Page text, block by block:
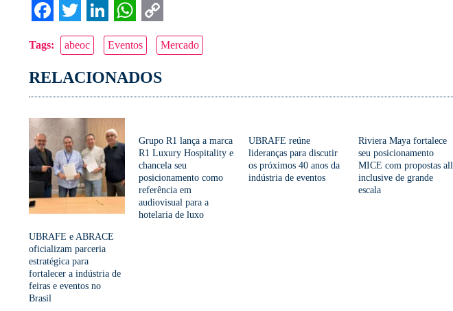
Facebook
Twitter
LinkedIn
WhatsApp
Copy
Link
Tags: abeoc Eventos Mercado
RELACIONADOS
UBRAFE e ABRACE
oficializam parceria
estratégica para
fortalecer a indústria de
feiras e eventos no
Brasil
Grupo R1 lança a marca
R1 Luxury Hospitality e
chancela seu
posicionamento como
referência em
audiovisual para a
hotelaria de luxo
UBRAFE reúne
lideranças para discutir
os próximos 40 anos da
indústria de eventos
Riviera Maya fortalece
seu posicionamento
MICE com propostas all
inclusive de grande
escala